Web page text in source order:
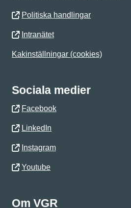
Politiska handlingar
Intranätet
Kakinställningar (cookies)
Sociala medier
Facebook
LinkedIn
Instagram
Youtube
Om VGR